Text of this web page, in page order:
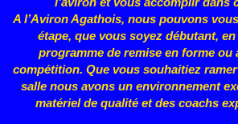
A l’Aviron Agathois, nous pouvons
étape, que vous soyez débutant, en
programme de remise en forme ou
compétition. Que vous souhaitiez ramer
salle nous avons un environnement
matériel de qualité et des coachs